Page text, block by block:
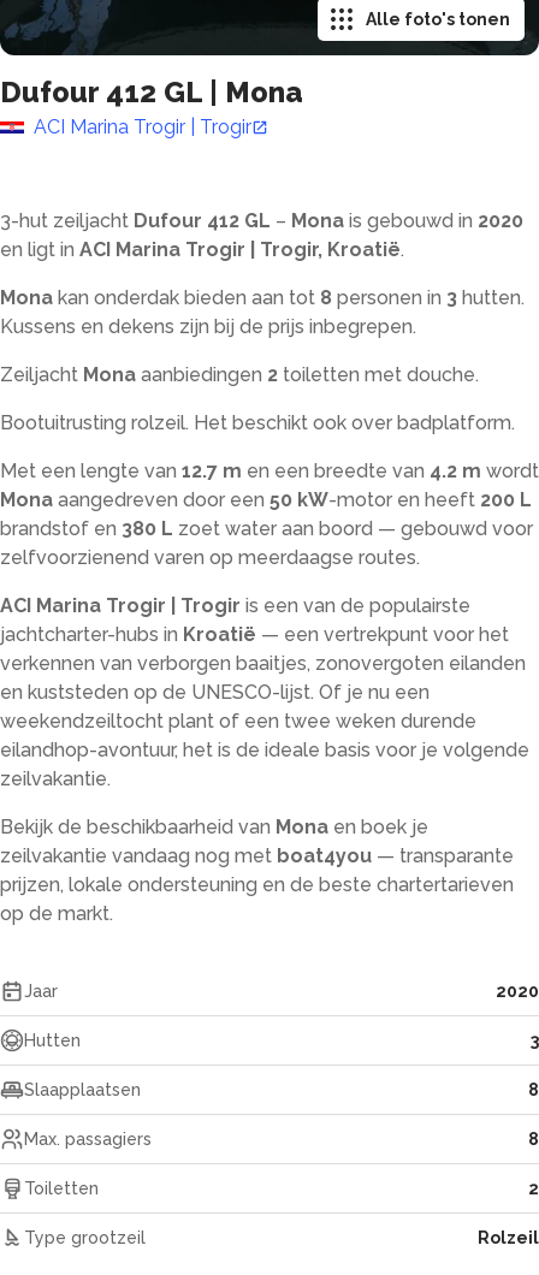
Dufour 412 GL Mona
ACI Marina Trogir | Trogir
Alle foto's tonen
3-hut zeiljacht Dufour 412 GL – Mona is gebouwd in 2020
en ligt in ACI Marina Trogir | Trogir, Kroatië.
Mona kan onderdak bieden aan tot 8 personen in 3 hutten.
Kussens en dekens zijn bij de prijs inbegrepen.
Zeiljacht Mona aanbiedingen 2 toiletten met douche.
Bootuitrusting rolzeil. Het beschikt ook over badplatform.
Met een lengte van 12.7 m en een breedte van 4.2 m wordt
Mona aangedreven door een 50 kW-motor en heeft 200 L
brandstof en 380 L zoet water aan boord — gebouwd voor
zelfvoorzienend varen op meerdaagse routes.
ACI Marina Trogir | Trogir is een van de populairste
jachtcharter-hubs in Kroatië — een vertrekpunt voor het
verkennen van verborgen baaitjes, zonovergoten eilanden
en kuststeden op de UNESCO-lijst. Of je nu een
weekendzeiltocht plant of een twee weken durende
eilandhop-avontuur, het is de ideale basis voor je volgende
zeilvakantie.
Bekijk de beschikbaarheid van Mona en boek je
zeilvakantie vandaag nog met boat4you — transparante
prijzen, lokale ondersteuning en de beste chartertarieven
op de markt.
Jaar 2020
Hutten 3
Slaapplaatsen 8
Max. passagiers 8
Toiletten 2
Type grootzeil Rolzeil